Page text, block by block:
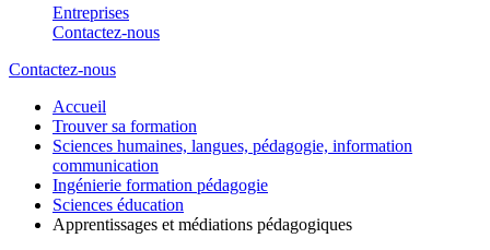
Entreprises
Contactez-nous
Contactez-nous
Accueil
Trouver sa formation
Sciences humaines, langues, pédagogie, information
communication
Ingénierie formation pédagogie
Sciences éducation
Apprentissages et médiations pédagogiques